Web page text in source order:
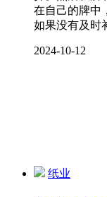
在自己的牌中
如果没有及时
2024-10-12
纸业